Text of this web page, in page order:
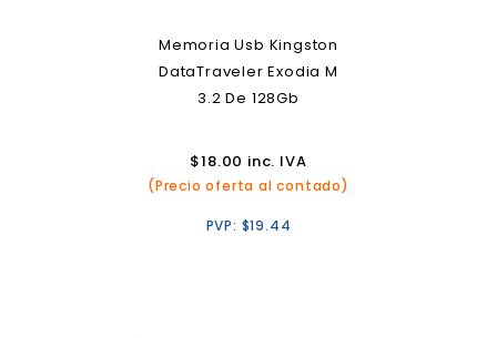
Memoria Usb Kingston
DataTraveler Exodia M
3.2 De 128Gb
$18.00 inc. IVA
(Precio oferta al contado)
PVP: $19.44